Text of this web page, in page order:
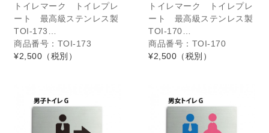
トイレマーク トイレプレ
ート 最高級ステンレス製
TOI-173…
商品番号：TOI-173
¥2,500 （税別）
トイレマーク トイレプレ
ート 最高級ステンレス製
TOI-170…
商品番号：TOI-170
¥2,500 （税別）